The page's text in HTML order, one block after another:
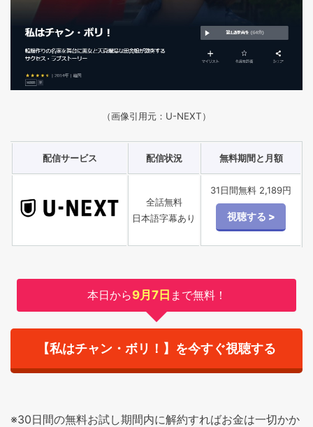
（画像引用元：U-NEXT）
配信サービス 配信状況 無料期間と月額
全話無料
日本語字幕あり
31日間無料 2,189円
本日から9月7日 まで無料！
【私はチャン・ボリ！】を今すぐ視聴する
※30日間の無料お試し期間内に解約すればお金は一切かか